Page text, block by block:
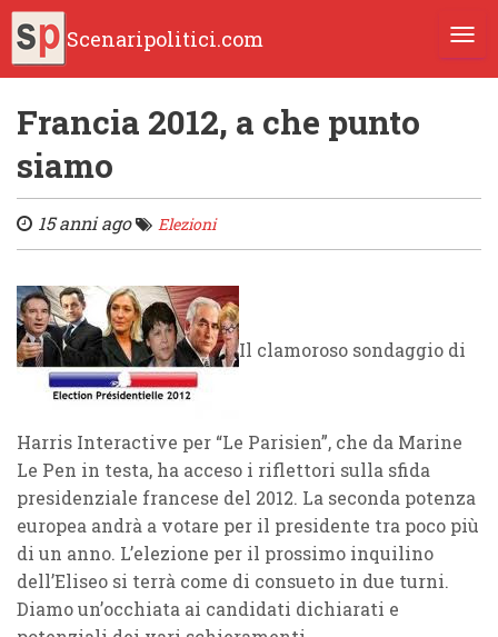
Scenaripolitici.com
Francia 2012, a che punto
siamo
15 anni ago Elezioni
Il clamoroso sondaggio di
Harris Interactive per “Le Parisien”, che da Marine
Le Pen in testa, ha acceso i riflettori sulla sfida
presidenziale francese del 2012. La seconda potenza
europea andrà a votare per il presidente tra poco più
di un anno. L’elezione per il prossimo inquilino
dell’Eliseo si terrà come di consueto in due turni.
Diamo un’occhiata ai candidati dichiarati e